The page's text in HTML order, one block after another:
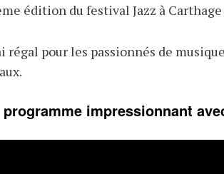
édition du festival Jazz à
régal pour les passionnés de
programme impressionnant